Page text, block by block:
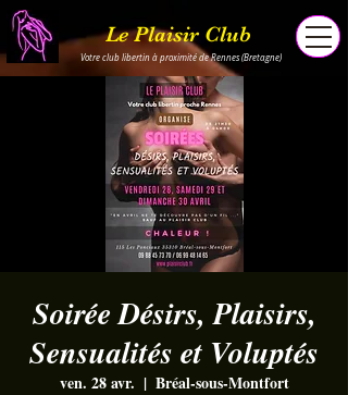
Le Plaisir Club
Votre club libertin à proximité de Rennes (Bretagne)
Soirée Désirs, Plaisirs,
Sensualités et Voluptés
ven. 28 avr.
  |
Bréal-sous-Montfort